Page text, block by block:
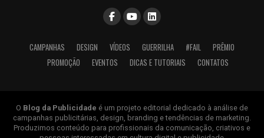
CAMPANHAS DESIGN VÍDEOS GUERRILHA #FAIL
PRÊMIO
PROMOÇÃO
EVENTOS DICAS E TUTORIAIS CONTATOS
O Blog da Publicidade é um projeto editorial dedicado à análise de
campanhas publicitárias, design, branding e tendências de marketing.
Produzimos conteúdo para profissionais da comunicação, criativos e